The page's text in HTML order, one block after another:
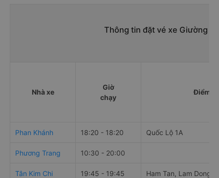
Thông tin đặt vé xe Giường
Nhà xe
Giờ
chạy
Điểm đi
Phan Khánh 18:20 - 18:20 Quốc Lộ 1A
Phương Trang 10:30 - 20:00
Tân Kim Chi 19:45 - 19:45 Ham Tan, Lam Dong,